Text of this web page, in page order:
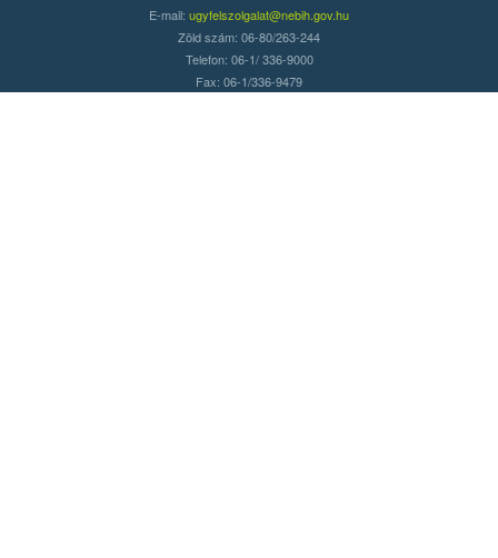
E-mail: ugyfelszolgalat@nebih.gov.hu
Zöld szám: 06-80/263-244
Telefon: 06-1/ 336-9000
Fax: 06-1/336-9479